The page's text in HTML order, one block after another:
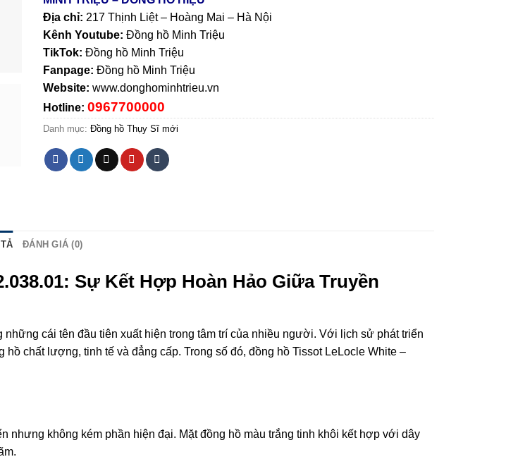
Địa chỉ: 217 Thịnh Liệt – Hoàng Mai – Hà Nội
Kênh Youtube: Đồng hồ Minh Triệu
TikTok: Đồng hồ Minh Triệu
Fanpage: Đồng hồ Minh Triệu
Website: www.donghominhtrieu.vn
Hotline: 0967700000
Danh mục: Đồng hồ Thụy Sĩ mới
ĐÁNH GIÁ (0)
Sự Kết Hợp Hoàn Hảo Giữa Truyền
cái tên đầu tiên xuất hiện trong tâm trí của nhiều người. Với lịch sử phát triển
chất lượng, tinh tế và đẳng cấp. Trong số đó, đồng hồ Tissot LeLocle White –
nhưng không kém phần hiện đại. Mặt đồng hồ màu trắng tinh khôi kết hợp với dây